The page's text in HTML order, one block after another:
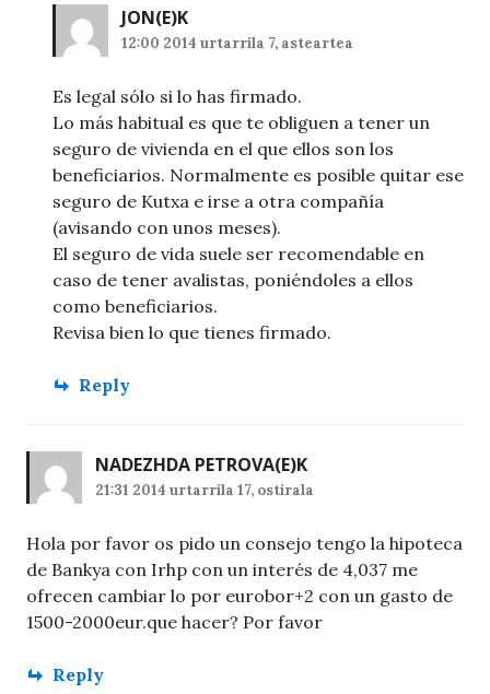
JON(E)K
12:00 2014 urtarrila 7, asteartea
Es legal sólo si lo has firmado.
Lo más habitual es que te obliguen a tener un
seguro de vivienda en el que ellos son los
beneficiarios. Normalmente es posible quitar ese
seguro de Kutxa e irse a otra compañía
(avisando con unos meses).
El seguro de vida suele ser recomendable en
caso de tener avalistas, poniéndoles a ellos
como beneficiarios.
Revisa bien lo que tienes firmado.
Reply
NADEZHDA PETROVA(E)K
21:31 2014 urtarrila 17, ostirala
Hola por favor os pido un consejo tengo la hipoteca
de Bankya con Irhp con un interés de 4,037 me
ofrecen cambiar lo por eurobor+2 con un gasto de
1500-2000eur.que hacer? Por favor
Reply